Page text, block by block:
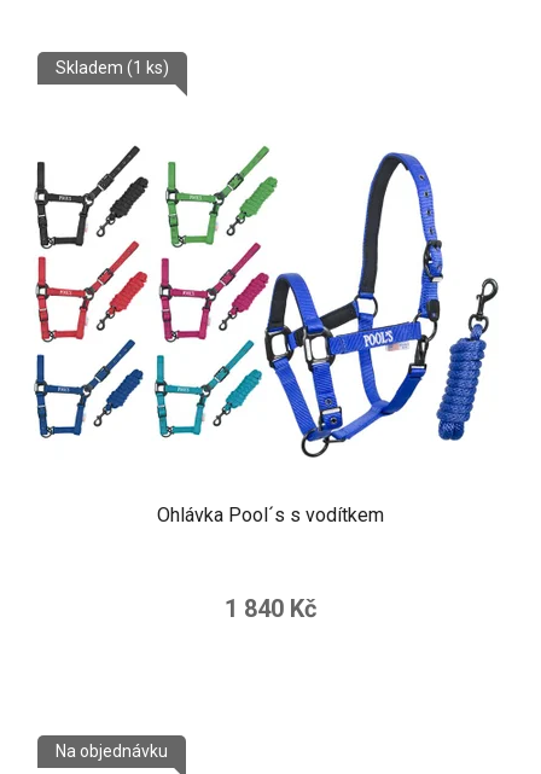
Ohlávka Pool´s s vodítkem
Skladem (1 ks)
1 840 Kč
Na objednávku